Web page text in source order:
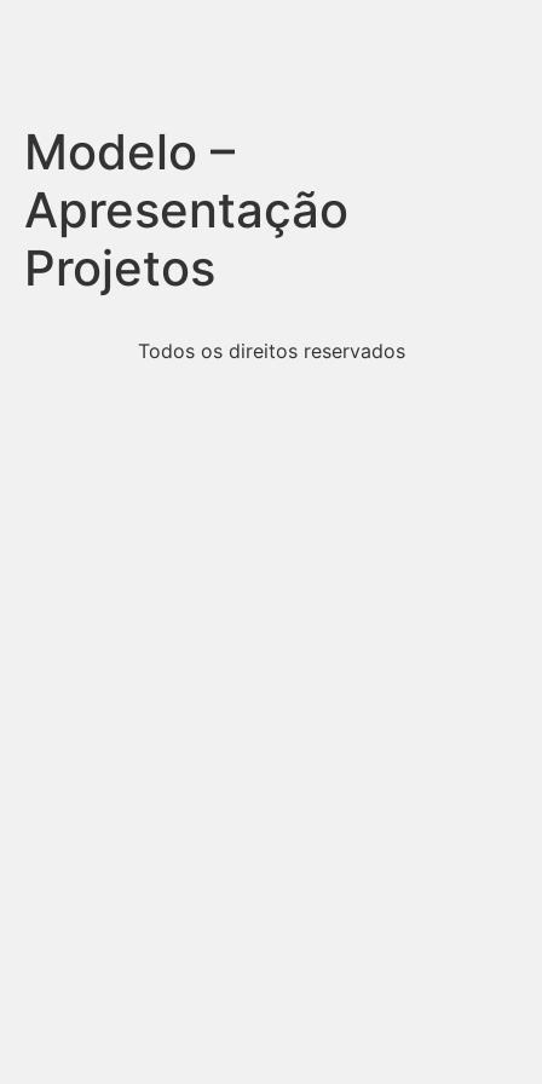
Modelo –
Apresentação
Projetos
Todos os direitos reservados